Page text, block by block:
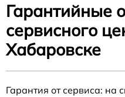
Гарантийные
сервисного
Хабаровске
Гарантия от сервиса: на